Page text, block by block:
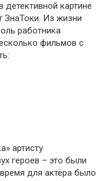
картине
ЗнаТоки. Из жизни
работника
фильмов с
артисту
героев – это были
для актёра было